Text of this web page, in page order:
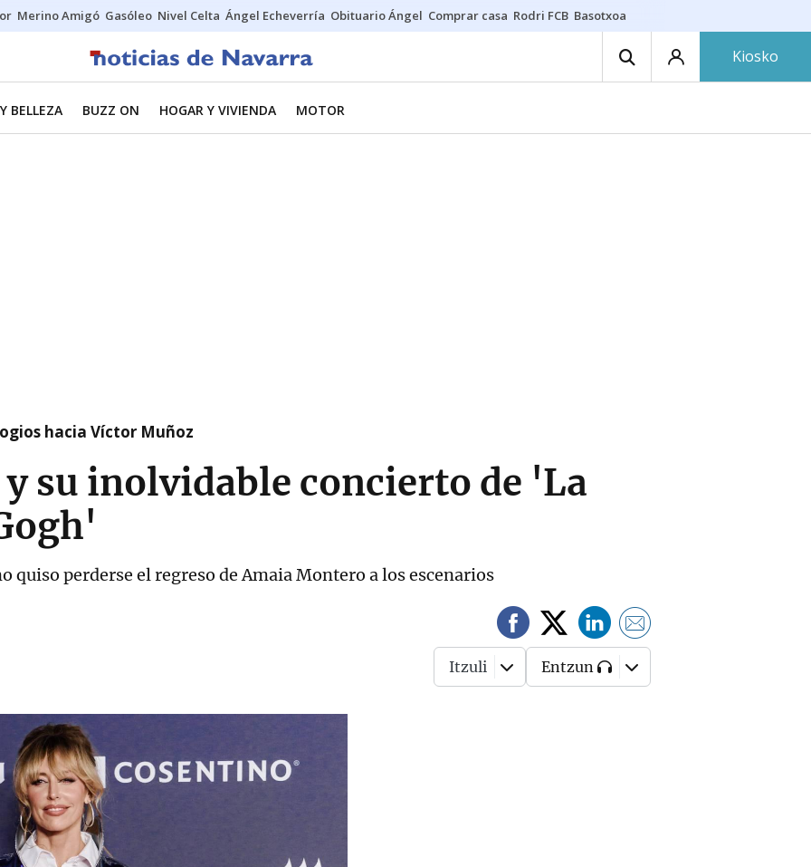
Merino Amigó Gasóleo Nivel Celta Ángel Echeverría Obituario Ángel Comprar casa Rodri FCB Basotxoa
Kiosko
BELLEZA BUZZ ON HOGAR Y VIVIENDA MOTOR
hacia Víctor Muñoz
su inolvidable concierto de 'La
quiso perderse el regreso de Amaia Montero a los escenarios
Itzuli Entzun